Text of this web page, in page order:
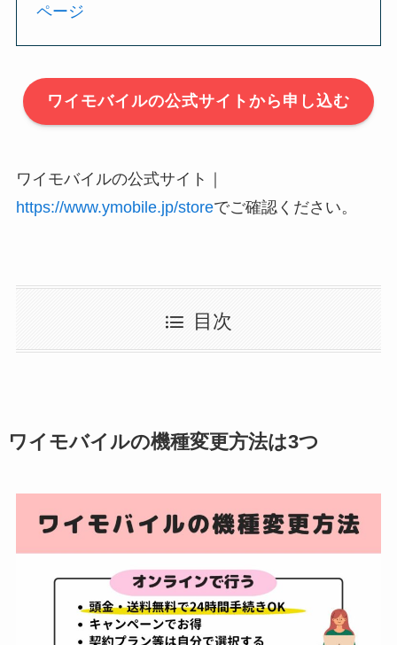
ページ
ワイモバイルの公式サイトから申し込む
ワイモバイルの公式サイト｜
https://www.ymobile.jp/storeでご確認ください。
目次
ワイモバイルの機種変更方法は3つ